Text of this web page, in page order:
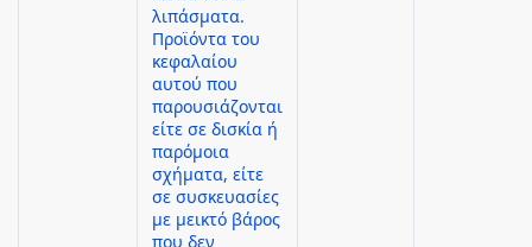
λιπάσματα.
Προϊόντα του
κεφαλαίου
αυτού που
παρουσιάζονται
είτε σε δισκία ή
παρόμοια
σχήματα, είτε
σε συσκευασίες
με μεικτό βάρος
που δεν